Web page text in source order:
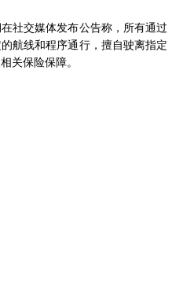
社交媒体发布公告称，所有通过
航线和程序通行，擅自驶离指定
关保险保障。